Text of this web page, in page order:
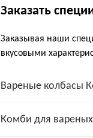
Заказать
Заказывая наши
вкусовыми
Вареные колбасы
Комби для